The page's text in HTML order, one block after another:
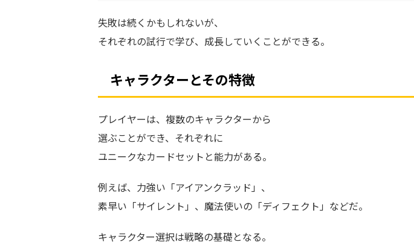
失敗は続くかもしれないが、
それぞれの試行で学び、成長していくことができる。
キャラクターとその特徴
プレイヤーは、複数のキャラクターから
選ぶことができ、それぞれに
ユニークなカードセットと能力がある。
例えば、力強い「アイアンクラッド」、
素早い「サイレント」、魔法使いの「ディフェクト」などだ。
キャラクター選択は戦略の基礎となる。